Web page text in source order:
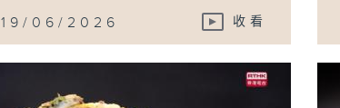
19/06/2026 收看